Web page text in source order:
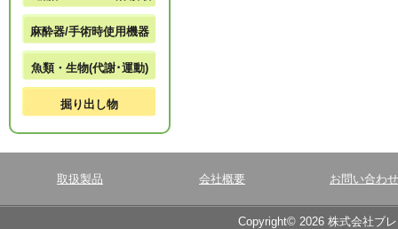
麻酔器/手術時使用機器
魚類・生物(代謝･運動)
掘り出し物
取扱製品 会社概要 お問い合わせ
Copyright© 2026 株式会社ブ